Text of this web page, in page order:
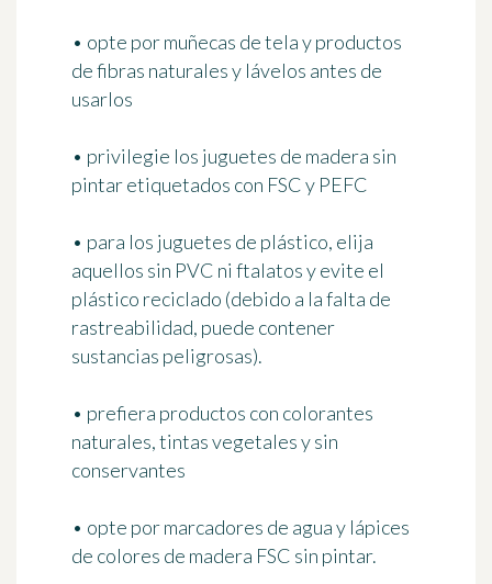
• opte por muñecas de tela y productos
de fibras naturales y lávelos antes de
usarlos
• privilegie los juguetes de madera sin
pintar etiquetados con FSC y PEFC
• para los juguetes de plástico, elija
aquellos sin PVC ni ftalatos y evite el
plástico reciclado (debido a la falta de
rastreabilidad, puede contener
sustancias peligrosas).
• prefiera productos con colorantes
naturales, tintas vegetales y sin
conservantes
• opte por marcadores de agua y lápices
de colores de madera FSC sin pintar.